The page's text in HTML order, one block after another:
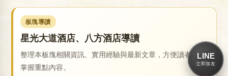
板塊導讀
星光大道酒店、八方酒店導讀
整理本板塊相關資訊、實用經驗與最新文章，方便讀者快速
掌握重點內容。
LINE
立即加友